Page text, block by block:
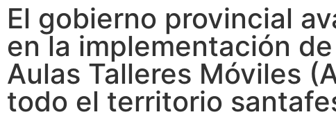
El gobierno provincial
en la implementación
Aulas Talleres Móviles
todo el territorio